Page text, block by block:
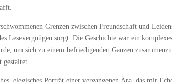
Grenzen zwischen Freundschaft und
Lesevergnügen sorgt. Die Geschichte war ein
um sich zu einem befriedigenden Ganzen
gestaltet.